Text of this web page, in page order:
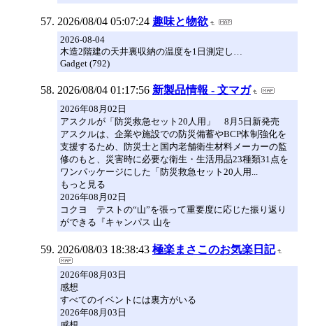
2026/08/04 05:07:24 趣味と物欲
2026-08-04
木造2階建の天井裏収納の温度を1日測定し…
Gadget (792)
2026/08/04 01:17:56 新製品情報 - 文マガ
2026年08月02日
アスクルが「防災救急セット20人用」 8月5日新発売
アスクルは、企業や施設での防災備蓄やBCP体制強化を
支援するため、防災士と国内老舗衛生材料メーカーの監
修のもと、災害時に必要な衛生・生活用品23種類31点を
ワンパッケージにした「防災救急セット20人用...
もっと見る
2026年08月02日
コクヨ テストの“山”を張って重要度に応じた振り返り
ができる『キャンパス 山を
2026/08/03 18:38:43 極楽まさこのお気楽日記
2026年08月03日
感想
すべてのイベントには裏方がいる
2026年08月03日